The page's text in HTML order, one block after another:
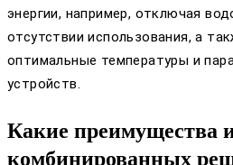
энергии, например, отключая
отсутствии использования, а
оптимальные температуры и
устройств.
Какие преимущества
комбинированных